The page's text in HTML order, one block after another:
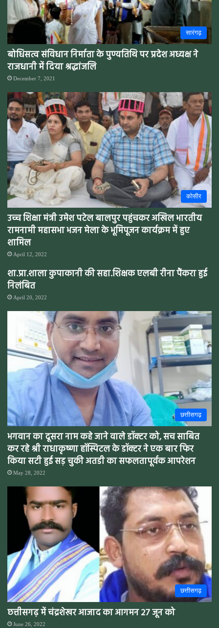
सारंगढ़
बोधिसत्व संविधान निर्माता के पुण्यतिथि पर प्रदेश अध्यक्ष ने
राजधानी में दिया श्रद्धांजलि
December 7, 2021
कोसीर
उच्च शिक्षा मंत्री उमेश पटेल बालपुर पहुंचकर अखिल भारतीय
रामनामी महासभा भजन मेला के भूमिपूजन कार्यक्रम में हुए
शामिल
April 12, 2022
शा.प्रा.शाला कुपाकानी की सहा.शिक्षक एलबी रीना पैंकरा हुई
निलंबित
April 20, 2022
छत्तीसगढ़
भगवान का दूसरा नाम कहे जाने वाले डॉक्टर को, सच साबित
कर रहे श्री राधाकृष्णा हॉस्पिटल के डॉक्टर ने एक बार फिर
किया सटी हुई सड़ चुकी अतडी का सफलतापूर्वक आपरेशन
May 28, 2022
छत्तीसगढ़
छत्तीसगढ़ में चंद्रशेखर आजाद का आगमन 27 जून को
June 26, 2022